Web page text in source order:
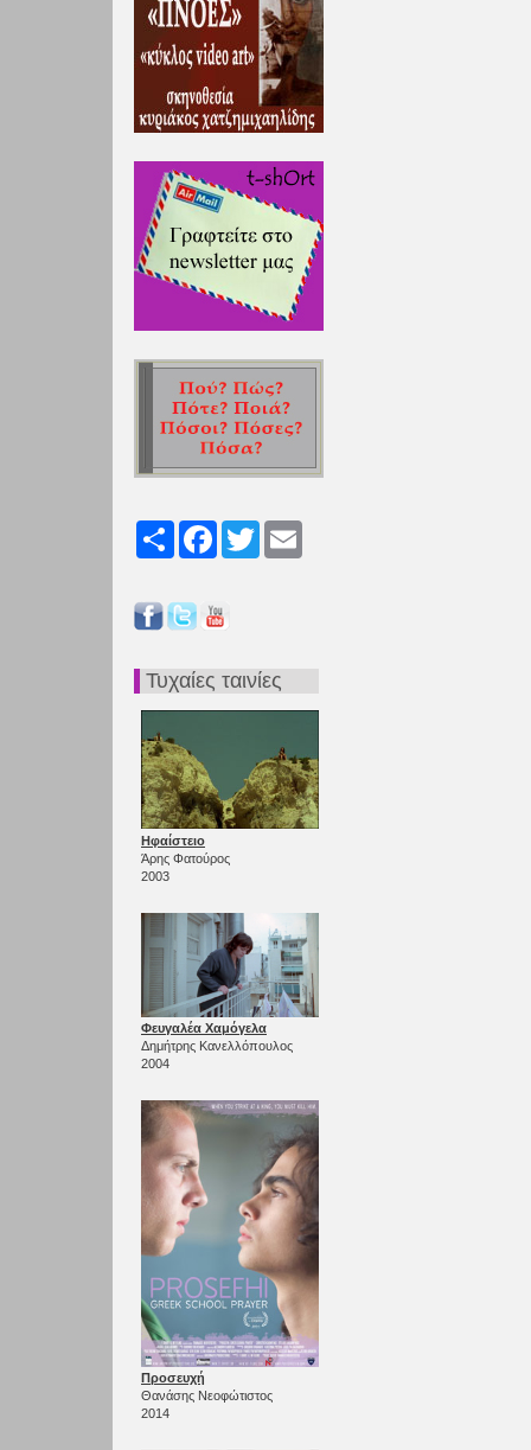
Share FacebookTwitter
Τυχαίες ταινίες
Ηφαίστειο
Άρης Φατούρος
2003
Φευγαλέα Χαμόγελα
Δημήτρης Κανελλόπουλος
2004
Προσευχή
Θανάσης Νεοφώτιστος
2014